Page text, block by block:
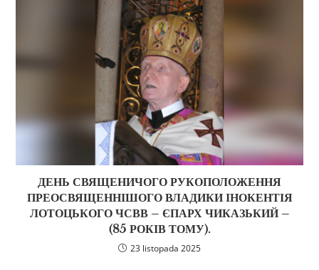
ДЕНЬ СВЯЩЕНИЧОГО РУКОПОЛОЖЕННЯ
ПРЕОСВЯЩЕННІШОГО ВЛАДИКИ ІНОКЕНТІЯ
ЛОТОЦЬКОГО ЧСВВ – ЄПАРХ ЧИКАЗЬКИЙ –
(85 РОКІВ ТОМУ).
23 listopada 2025